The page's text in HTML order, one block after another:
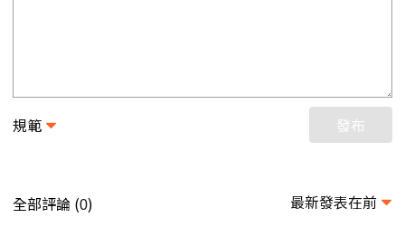
規範 發布
全部評論 (0) 最新發表在前